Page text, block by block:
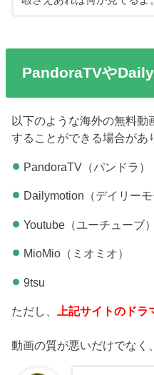
PandoraTVや
以下のような海外の無料
することができる場合があ
PandoraTV（パンドラ）
Dailymotion（デイリーモ
Youtube（ユーチューブ）
MioMio（ミオミオ）
9tsu
ただし、 上記サイトのド
動画の質が悪いだけでなく